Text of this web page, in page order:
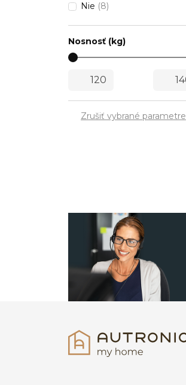
Nie (8)
Nosnosť (kg)
Zrušiť vybrané parametre